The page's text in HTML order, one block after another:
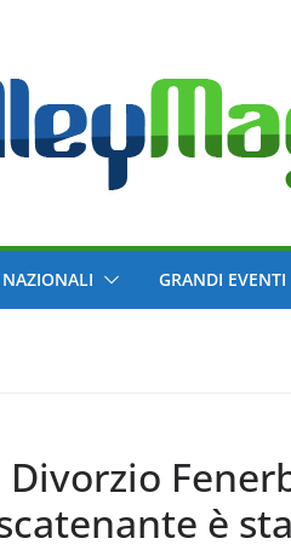
NAZIONALI GRANDI EVENTI
è